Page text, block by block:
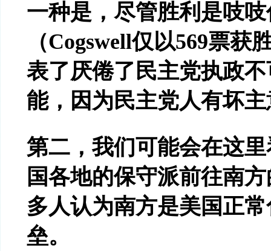
一种是，尽管胜利是吱
（Cogswell仅以569票获
表了厌倦了民主党执政
能，因为民主党人有坏
第二，我们可能会在这
国各地的保守派前往南
多人认为南方是美国正
垒。